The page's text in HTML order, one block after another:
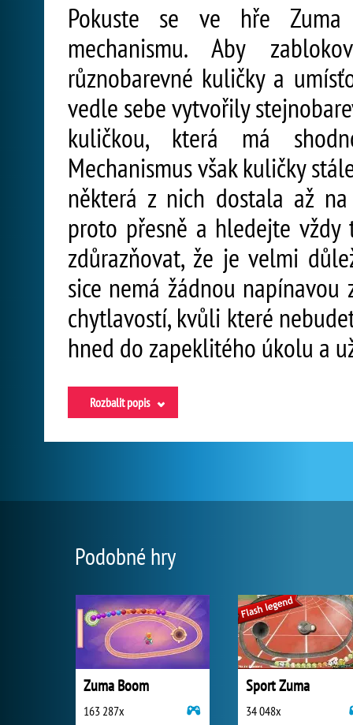
Pokuste se ve hře Zuma
mechanismu. Aby
různobarevné kuličky a
vedle sebe vytvořily
kuličkou, která má
Mechanismus však kuličky
některá z nich dostala až
proto přesně a hledejte vždy
zdůrazňovat, že je velmi
sice nemá žádnou
chytlavostí, kvůli které
hned do zapeklitého úkolu a
Rozbalit popis
Podobné hry
Zuma Boom
163 287x
Sport Zuma
34 048x